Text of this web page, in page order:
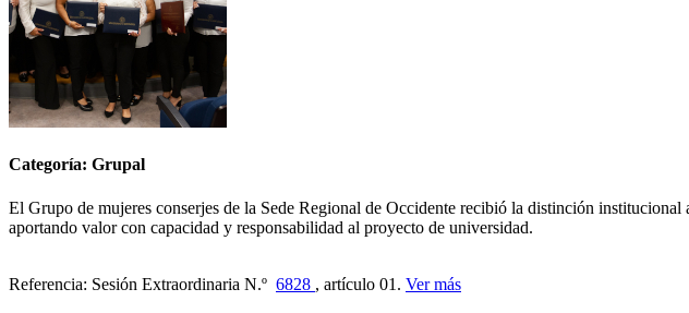
Categoría: Grupal
El Grupo de mujeres conserjes de la Sede Regional de Occidente recibió la distinción
aportando valor con capacidad y responsabilidad al proyecto de universidad.
Referencia: Sesión Extraordinaria N.º 6828 , artículo 01. Ver más